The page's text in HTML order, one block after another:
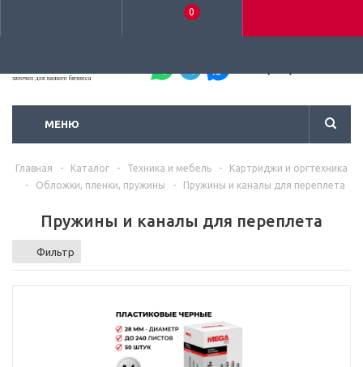
0
МЕНЮ
Главная - Каталог - Техника и мебель -
Картриджи и оргтехника
-
Обложки, пленки, пружины - Пружины и каналы для переплета
Пружины и каналы для переплета
Фильтр